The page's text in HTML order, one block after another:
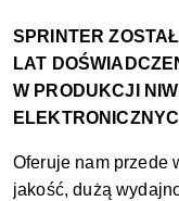
SPRINTER
LAT
W PRODUKCJI
Oferuje nam przede
jakość, dużą